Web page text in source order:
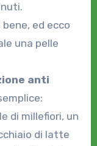
ed ecco
una pelle
anti
di millefiori, un
di latte